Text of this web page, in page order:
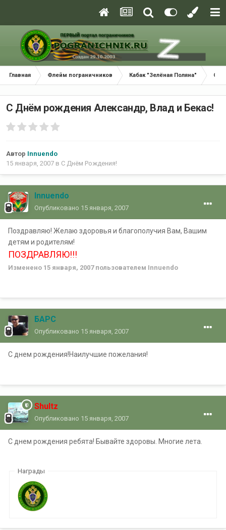
Главная Флейм пограничников Кабак "Зелёная Поляна" С
С Днём рождения Александр, Влад и Бекас!
Автор Innuendo
15 января, 2007 в С Днём Рождения!
Innuendo
Опубликовано 15 января, 2007
Поздравляю! Желаю здоровья и благополучия Вам, Вашим
детям и родителям!
ПОЗДРАВЛЯЮ!!!
Изменено 15 января, 2007пользователем Innuendo
БАРС
Опубликовано 15 января, 2007
С днем рождения!Наилучшие пожелания!
Shultz
Опубликовано 15 января, 2007
С днем рождения ребята! Бывайте здоровы. Многие лета.
Награды